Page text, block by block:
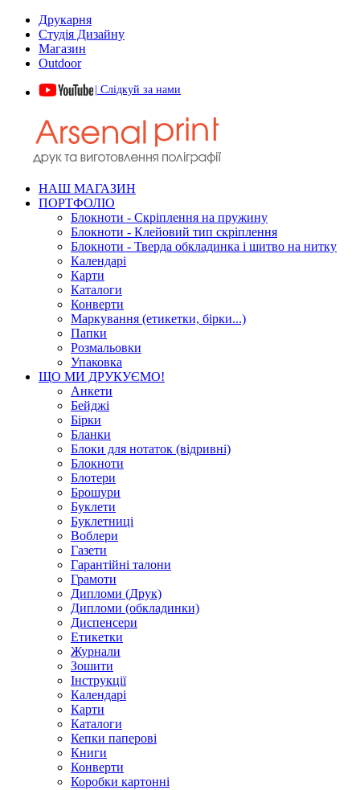
Друкарня
Студія Дизайну
Магазин
Outdoor
| Слідкуй за нами
НАШ МАГАЗИН
ПОРТФОЛІО
Блокноти - Скріплення на пружину
Блокноти - Клейовий тип скріплення
Блокноти - Тверда обкладинка і шитво на нитку
Календарі
Карти
Каталоги
Конверти
Маркування (етикетки, бірки...)
Папки
Розмальовки
Упаковка
ЩО МИ ДРУКУЄМО!
Анкети
Бейджі
Бірки
Бланки
Блоки для нотаток (відривні)
Блокноти
Блотери
Брошури
Буклети
Буклетниці
Воблери
Газети
Гарантійні талони
Грамоти
Дипломи (Друк)
Дипломи (обкладинки)
Диспенсери
Етикетки
Журнали
Зошити
Інструкції
Календарі
Карти
Каталоги
Кепки паперові
Книги
Конверти
Коробки картонні